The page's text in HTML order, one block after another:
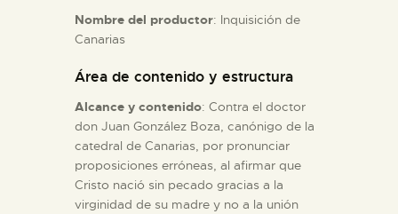
ESPAÑOL
Nombre del productor: Inquisición de
Canarias
Área de contenido y estructura
Alcance y contenido: Contra el doctor
don Juan González Boza, canónigo de la
catedral de Canarias, por pronunciar
proposiciones erróneas, al afirmar que
Cristo nació sin pecado gracias a la
virginidad de su madre y no a la unión